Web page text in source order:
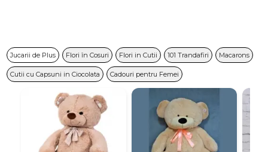
Jucarii de Plus Flori în Cosuri Flori in Cutii 101 Trandafiri Macarons
Cutii cu Capsuni in Ciocolata Cadouri pentru Femei